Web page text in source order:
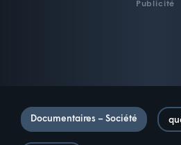
Publicité
Documentaires – Société